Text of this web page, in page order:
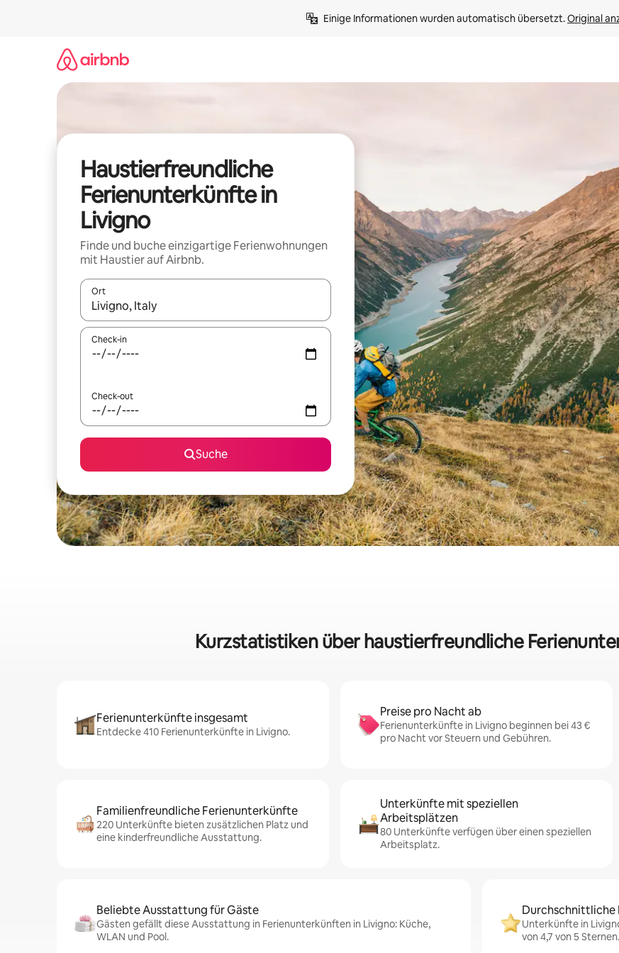
Einige Informationen wurden automatisch übersetzt. Original
Haustierfreundliche
Ferienunterkünfte in
Livigno
Finde und buche einzigartige Ferienwohnungen
mit Haustier auf Airbnb.
Ort
Wenn Ergebnisse verfügbar sind, navigiere mit den Pfeiltasten nach oben und unten oder erkunde die Ergebnisse
Check-in
Check-out
Suche
Kurzstatistiken über haustierfreundliche
Ferienunterkünfte insgesamt
Entdecke 410 Ferienunterkünfte in Livigno.
Preise pro Nacht ab
Ferienunterkünfte in Livigno beginnen bei 43 €
pro Nacht vor Steuern und Gebühren.
Familienfreundliche Ferienunterkünfte
220 Unterkünfte bieten zusätzlichen Platz und
eine kinderfreundliche Ausstattung.
Unterkünfte mit speziellen
Arbeitsplätzen
80 Unterkünfte verfügen über einen speziellen
Arbeitsplatz.
Beliebte Ausstattung für Gäste
Gästen gefällt diese Ausstattung in Ferienunterkünften in Livigno: Küche,
WLAN und Pool.
Durchschnittliche
Unterkünfte in
von 4,7 von 5 Sternen.